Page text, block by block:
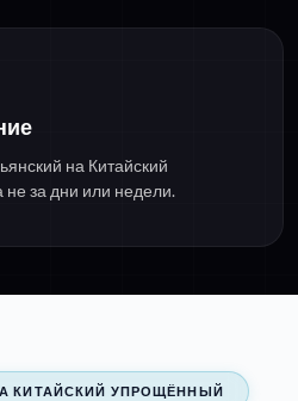
на Китайский
за дни или недели.
КИТАЙСКИЙ УПРОЩЁННЫЙ